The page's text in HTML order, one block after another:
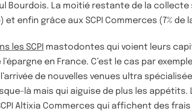
Bourdois. La moitié restante de la collecte
et enfin grâce aux SCPI Commerces (7%
les SCPI mastodontes qui voient leurs
en France. C’est le cas par
de nouvelles venues ultra
là mais qui aiguise de plus les
Altixia Commerces qui affichent des